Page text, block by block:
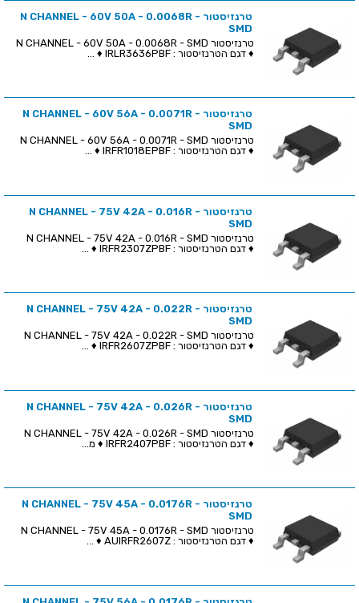
טרנזיסטור N CHANNEL - 60V 50A - 0.0068R -
SMD
♦ דגם הטרנזיסטור : IRLR3636PBF ♦ ...
טרנזיסטור N CHANNEL - 60V 56A - 0.0071R -
SMD
♦ דגם הטרנזיסטור : IRFR1018EPBF ♦ ...
טרנזיסטור N CHANNEL - 75V 42A - 0.016R -
SMD
♦ דגם הטרנזיסטור : IRFR2307ZPBF ♦ ...
טרנזיסטור N CHANNEL - 75V 42A - 0.022R -
SMD
♦ דגם הטרנזיסטור : IRFR2607ZPBF ♦ ...
טרנזיסטור N CHANNEL - 75V 42A - 0.026R -
SMD
♦ דגם הטרנזיסטור : IRFR2407PBF ♦ מ...
טרנזיסטור N CHANNEL - 75V 45A - 0.0176R -
SMD
♦ דגם הטרנזיסטור : AUIRFR2607Z ♦ ...